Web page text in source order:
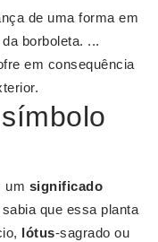
de uma forma em
da borboleta. ...
em consequência
um significado
que essa planta
lótus-sagrado ou